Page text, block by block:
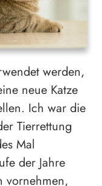
werden,
neue Katze
Ich war die
Tierrettung
Mal
der Jahre
vornehmen,